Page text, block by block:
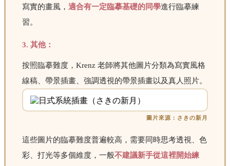
寫實的畫風， 適合有一定臨摹基礎的同學進行臨摹練
習。
3. 其他：
按照臨摹難度，Krenz 老師將其他圖片分類為寫實風格
線稿、帶景插畫、強調透視的帶景插畫以及真人照片。
圖片來源：さきの新月
這些圖片的臨摹難度普遍較高，需要同時思考透視、色
彩、打光等多個維度，一般不建議新手從這裡開始練